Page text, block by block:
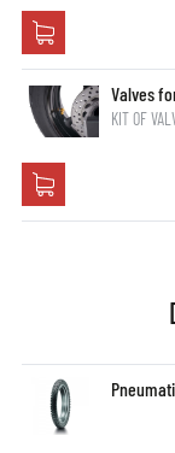
Valves
KIT OF